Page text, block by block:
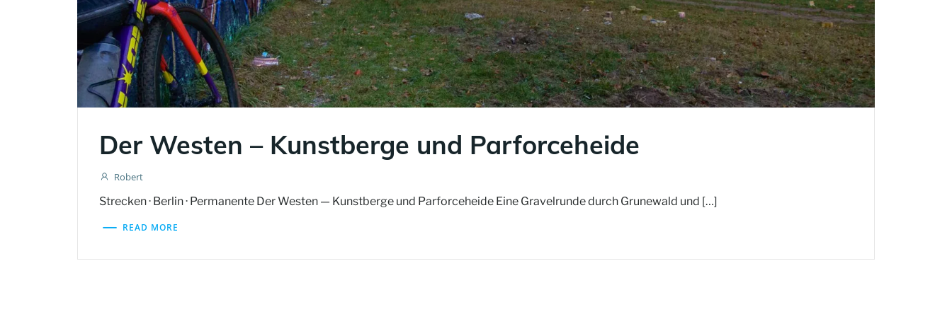
Der Westen – Kunstberge und Parforceheide
Robert
Strecken · Berlin · Permanente Der Westen — Kunstberge und Parforceheide Eine Gravelrunde durch Grunewald und […]
READ MORE